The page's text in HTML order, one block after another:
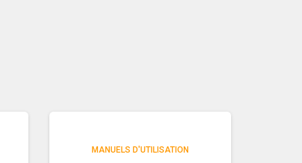
MANUELS D'UTILISATION